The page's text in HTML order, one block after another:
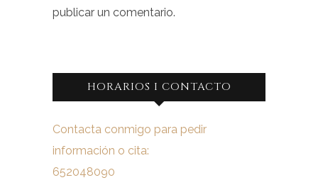
publicar un comentario.
HORARIOS I CONTACTO
Contacta conmigo para pedir
información o cita:
652048090